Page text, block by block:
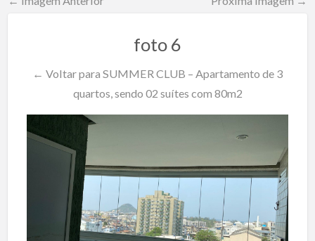
foto 6
← Voltar para SUMMER CLUB – Apartamento de 3
quartos, sendo 02 suítes com 80m2